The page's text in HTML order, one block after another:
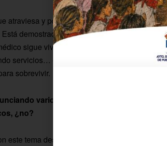
atraviesa y por la situación de muchos
demostrado que la despoblación se frena
sigue viviendo en el pueblo. Hay
servicios… el banco, el colegio, comercios…
sobrevivir.
varios años y la problemática de
¿no?
este tema desde los Colegios de Médicos,